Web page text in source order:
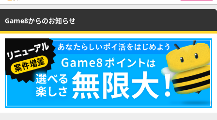
Game8からのお知らせ